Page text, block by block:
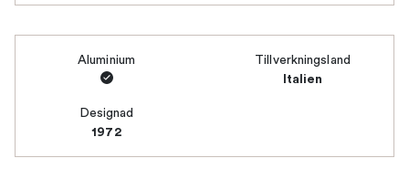
Aluminium Tillverkningsland
Italien
Designad
1972